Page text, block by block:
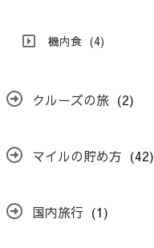
機内食 (4)
クルーズの旅 (2)
マイルの貯め方 (42)
国内旅行 (1)